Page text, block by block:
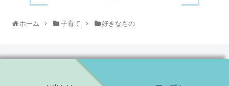
ホーム 子育て 好きなもの